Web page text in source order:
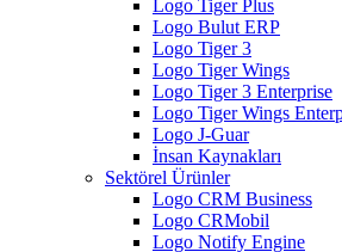
Logo Tiger Plus
Logo Bulut ERP
Logo Tiger 3
Logo Tiger Wings
Logo Tiger 3 Enterprise
Logo Tiger Wings
Logo J-Guar
İnsan Kaynakları
Sektörel Ürünler
Logo CRM Business
Logo CRMobil
Logo Notify Engine